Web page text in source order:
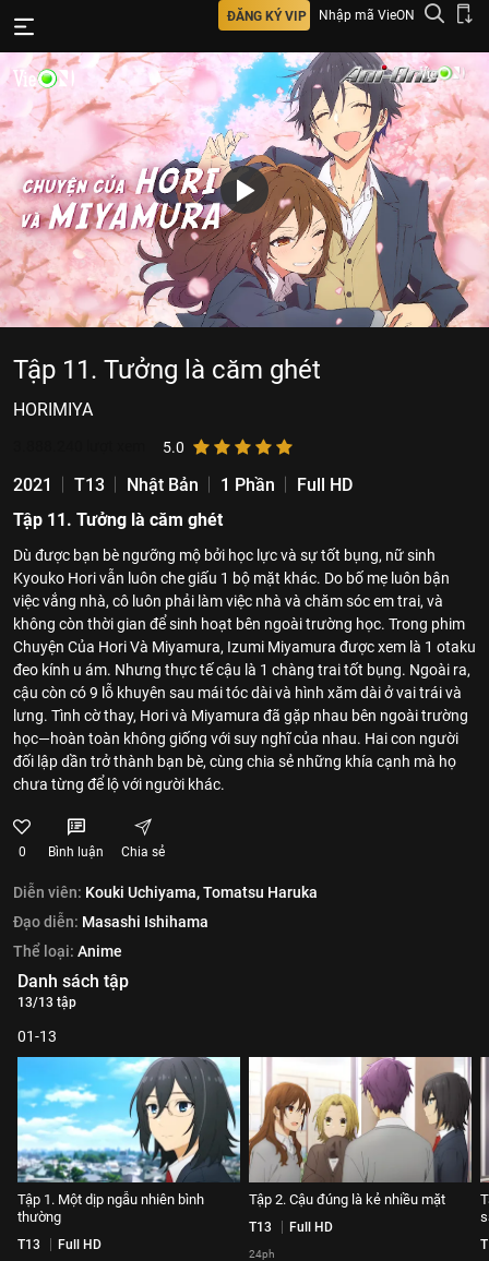
ĐĂNG KÝ VIP Nhập mã VieON
Tập 11. Tưởng là căm ghét
HORIMIYA
5.0
2021 T13 Nhật Bản 1 Phần
Full HD
Tập 11. Tưởng là căm ghét
Dù được bạn bè ngưỡng mộ bởi học lực và sự tốt bụng, nữ sinh
Kyouko Hori vẫn luôn che giấu 1 bộ mặt khác. Do bố mẹ luôn bận
việc vắng nhà, cô luôn phải làm việc nhà và chăm sóc em trai, và
không còn thời gian để sinh hoạt bên ngoài trường học. Trong phim
Chuyện Của Hori Và Miyamura, Izumi Miyamura được xem là 1 otaku
đeo kính u ám. Nhưng thực tế cậu là 1 chàng trai tốt bụng. Ngoài ra,
cậu còn có 9 lỗ khuyên sau mái tóc dài và hình xăm dài ở vai trái và
lưng. Tình cờ thay, Hori và Miyamura đã gặp nhau bên ngoài trường
học—hoàn toàn không giống với suy nghĩ của nhau. Hai con người
đối lập dần trở thành bạn bè, cùng chia sẻ những khía cạnh mà họ
chưa từng để lộ với người khác.
0 Bình luận Chia sẻ
Diễn viên: Kouki Uchiyama,Tomatsu Haruka
Đạo diễn: Masashi Ishihama
Thể loại: Anime
Danh sách tập
13/13 tập
01-13
Tập 1. Một dịp ngẫu nhiên bình
thường
T13 Full HD
Tập 2. Cậu đúng là kẻ nhiều mặt
T13 Full HD
24ph